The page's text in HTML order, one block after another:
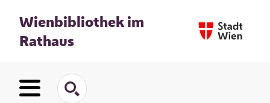
Wienbibliothek im
Rathaus